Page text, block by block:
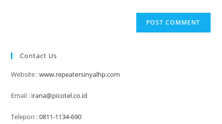
Contact Us
Website :www.repeatersinyalhp.com
Email : irana@picotel.co.id
Telepon :0811-1134-690